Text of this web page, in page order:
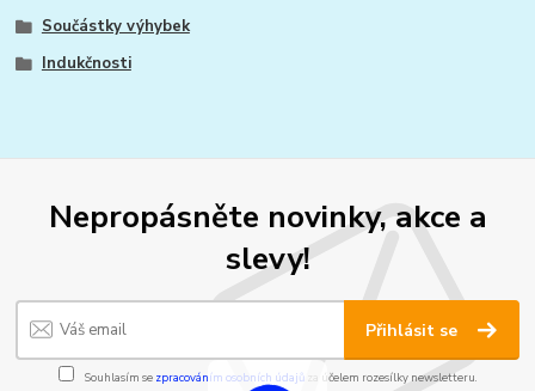
Součástky výhybek
Indukčnosti
Nepropásněte novinky, akce a
slevy!
Přihlásit se
Souhlasím se zpracováním osobních údajůza účelem rozesílky newsletteru.